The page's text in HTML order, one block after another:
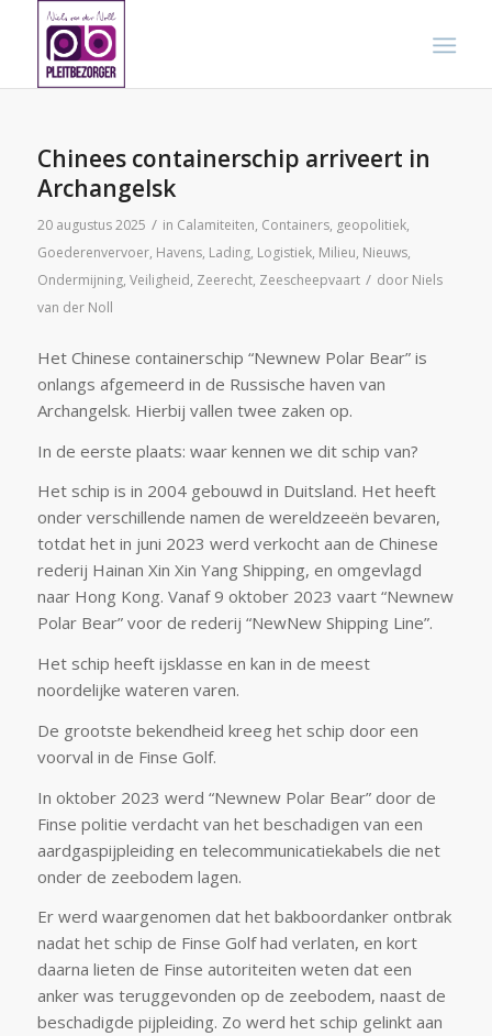
Chinees containerschip arriveert in
Archangelsk
20 augustus 2025 / in Calamiteiten, Containers, geopolitiek,
Goederenvervoer, Havens, Lading, Logistiek, Milieu, Nieuws,
Ondermijning, Veiligheid, Zeerecht, Zeescheepvaart / door Niels
van der Noll
Het Chinese containerschip “Newnew Polar Bear” is
onlangs afgemeerd in de Russische haven van
Archangelsk. Hierbij vallen twee zaken op.
In de eerste plaats: waar kennen we dit schip van?
Het schip is in 2004 gebouwd in Duitsland. Het heeft
onder verschillende namen de wereldzeeën bevaren,
totdat het in juni 2023 werd verkocht aan de Chinese
rederij Hainan Xin Xin Yang Shipping, en omgevlagd
naar Hong Kong. Vanaf 9 oktober 2023 vaart “Newnew
Polar Bear” voor de rederij “NewNew Shipping Line”.
Het schip heeft ijsklasse en kan in de meest
noordelijke wateren varen.
De grootste bekendheid kreeg het schip door een
voorval in de Finse Golf.
In oktober 2023 werd “Newnew Polar Bear” door de
Finse politie verdacht van het beschadigen van een
aardgaspijpleiding en telecommunicatiekabels die net
onder de zeebodem lagen.
Er werd waargenomen dat het bakboordanker ontbrak
nadat het schip de Finse Golf had verlaten, en kort
daarna lieten de Finse autoriteiten weten dat een
anker was teruggevonden op de zeebodem, naast de
beschadigde pijpleiding. Zo werd het schip gelinkt aan